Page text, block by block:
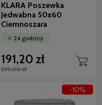
KLARA Poszewka
Jedwabna 50x60
Ciemnoszara
24 godziny
191,20 zł
239,00 zł
-10%